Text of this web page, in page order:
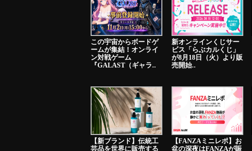
この宇宙からボードゲ
ームが集結！オンライ
ン対戦ゲーム
『GALAST（ギャラ..
新オンラインくじサー
ビス「らぶカルくじ」
が8月18日（火）より販
売開始..
【新ブランド】伝統工
芸品を世界に販売する
【FANZAミニレポ】お
盆の深夜はFANZAが賑